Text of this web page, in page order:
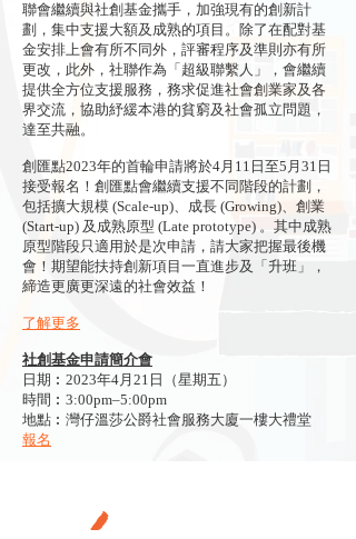
聯會繼續與社創基金攜手，加強現有的創新計
劃，集中支援大額及成熟的項目。除了在配對基
金安排上會有所不同外，評審程序及準則亦有所
更改，此外，社聯作為「超級聯繫人」，會繼續
提供全方位支援服務，務求促進社會創業家及各
界交流，協助紓緩本港的貧窮及社會孤立問題，
達至共融。
創匯點2023年的首輪申請將於4月11日至5月31日
接受報名！創匯點會繼續支援不同階段的計劃，
包括擴大規模 (Scale-up)、成長 (Growing)、創業
(Start-up) 及成熟原型 (Late prototype) 。其中成熟
原型階段只適用於是次申請，請大家把握最後機
會！期望能扶持創新項目一直進步及「升班」，
締造更廣更深遠的社會效益！
了解更多
社創基金申請簡介會
日期︰2023年4月21日（星期五）
時間︰3:00pm–5:00pm
地點︰灣仔溫莎公爵社會服務大廈一樓大禮堂
報名